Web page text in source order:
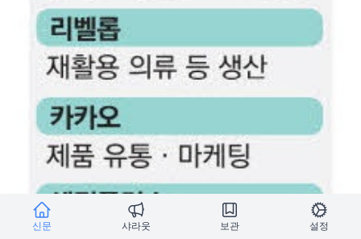
신문 샤라웃 보관 설정